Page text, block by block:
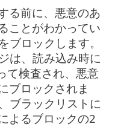
る前に、悪意のあ
ことがわかってい
ブロックします。
は、読み込み時に
て検査され、悪意
ブロックされま
ブラックリストに
よるブロックの2